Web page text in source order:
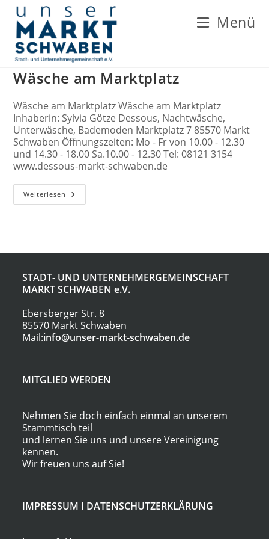
Zum
Inhalt
springen
Menü
Wäsche am Marktplatz
Wäsche am Marktplatz Wäsche am Marktplatz
Inhaberin: Sylvia Götze Dessous, Nachtwäsche,
Unterwäsche, Bademoden Marktplatz 7 85570 Markt
Schwaben Öffnungszeiten: Mo - Fr von 10.00 - 12.30
und 14.30 - 18.00 Sa.10.00 - 12.30 Tel: 08121 3154
www.dessous-markt-schwaben.de
Weiterlesen Wäsche
Am
STADT- UND UNTERNEHMERGEMEINSCHAFT
MARKT SCHWABEN e.V.
Ebersberger Str. 8
85570 Markt Schwaben
Mail:info@unser-markt-schwaben.de
MITGLIED WERDEN
Nehmen Sie doch einfach einmal an unserem
Stammtisch teil
und lernen Sie uns und unsere Vereinigung
kennen.
Wir freuen uns auf Sie!
IMPRESSUM I DATENSCHUTZERKLÄRUNG